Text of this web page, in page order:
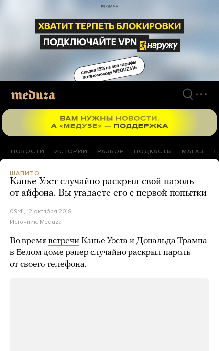
материалам
НОВОСТИ ИСТОРИИ РАЗБОР ПОДКАСТЫ МАГАЗ
ШАПИТО
Канье Уэст случайно раскрыл свой пароль
от айфона. Вы угадаете его с первой попытки
09:41, 12 октября 2018
Источник: Meduza
Во время встречи Канье Уэста и Дональда Трампа
в Белом доме рэпер случайно раскрыл пароль
от своего телефона.